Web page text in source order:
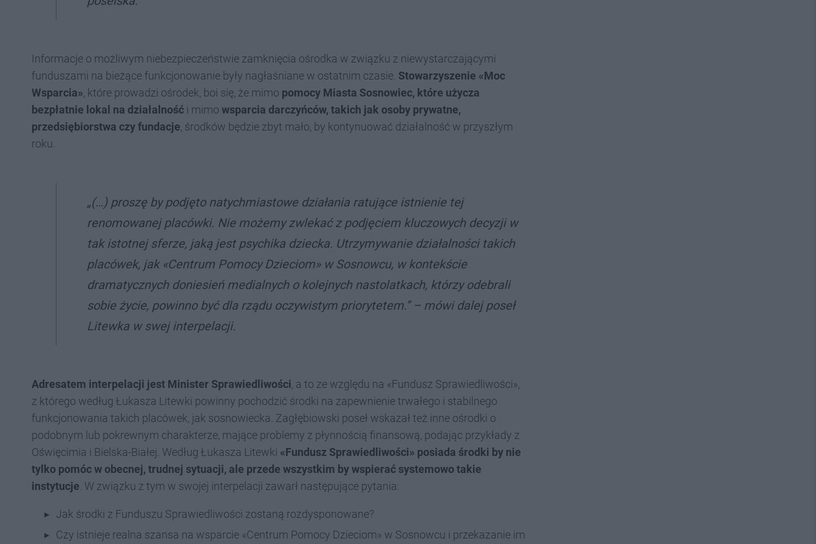
Informacje o możliwym niebezpieczeństwie zamknięcia ośrodka w związku z niewystarczającymi
funduszami na bieżące funkcjonowanie były nagłaśniane w ostatnim czasie. Stowarzyszenie «Moc
Wsparcia» , które prowadzi ośrodek, boi się, że mimo pomocy Miasta Sosnowiec, które użycza
bezpłatnie lokal na działalność i mimo wsparcia darczyńców, takich jak osoby prywatne,
przedsiębiorstwa czy fundacje , środków będzie zbyt mało, by kontynuować działalność w przyszłym
roku.
„(…) proszę by podjęto natychmiastowe działania ratujące istnienie tej
renomowanej placówki. Nie możemy zwlekać z podjęciem kluczowych decyzji w
tak istotnej sferze, jaką jest psychika dziecka. Utrzymywanie działalności takich
placówek, jak «Centrum Pomocy Dzieciom» w Sosnowcu, w kontekście
dramatycznych doniesień medialnych o kolejnych nastolatkach, którzy odebrali
sobie życie, powinno być dla rządu oczywistym priorytetem.” – mówi dalej poseł
Litewka w swej interpelacji.
Adresatem interpelacji jest Minister Sprawiedliwości , a to ze względu na «Fundusz Sprawiedliwości»,
z którego według Łukasza Litewki powinny pochodzić środki na zapewnienie trwałego i stabilnego
funkcjonowania takich placówek, jak sosnowiecka. Zagłębiowski poseł wskazał też inne ośrodki o
podobnym lub pokrewnym charakterze, mające problemy z płynnością finansową, podając przykłady z
Oświęcimia i Bielska-Białej. Według Łukasza Litewki «Fundusz Sprawiedliwości» posiada środki by nie
tylko pomóc w obecnej, trudnej sytuacji, ale przede wszystkim by wspierać systemowo takie
instytucje . W związku z tym w swojej interpelacji zawarł następujące pytania:
Jak środki z Funduszu Sprawiedliwości zostaną rozdysponowane?
Czy istnieje realna szansa na wsparcie «Centrum Pomocy Dzieciom» w Sosnowcu i przekazanie im